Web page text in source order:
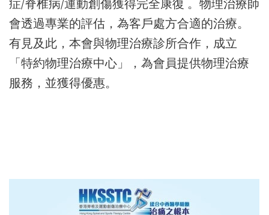
會透過專業的評估，為客戶處方合適的治療。
有見及此，本會與物理治療診所合作，成立
「特約物理治療中心」，為會員提供物理治療
服務，並獲得優惠。